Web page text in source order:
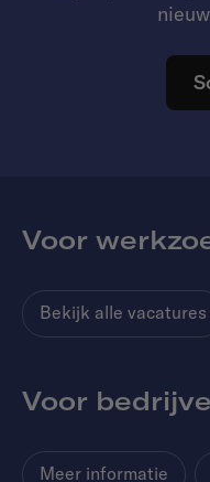
Voor
Bekijk alle vacatures
Voor
Meer informatie